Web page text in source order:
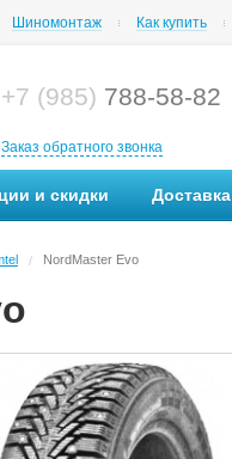
Шиномонтаж Как купить
+7 (985) 788-58-82
Заказ обратного звонка
и скидки Доставка
/ NordMaster Evo